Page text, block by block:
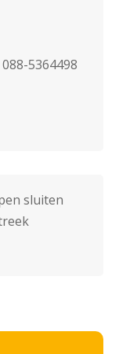
5364498
sluiten